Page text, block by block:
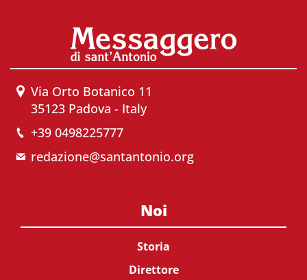
Via Orto Botanico 11
35123 Padova - Italy
+39 0498225777
redazione@santantonio.org
Noi
Storia
Direttore